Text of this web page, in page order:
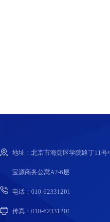
地址：北京市海淀区学院路丁11号
宝源商务公寓A2-6层
电话：010-62331201
传真：010-62331201